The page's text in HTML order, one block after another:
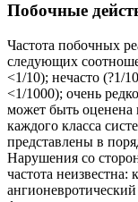
Побочные
Частота побочных
следующих
<1/10); нечасто (?1/
<1/1000); очень
может быть
каждого класса
представлены в
Нарушения со
частота